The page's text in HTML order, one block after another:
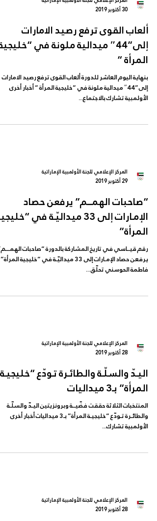
30 أكتوبر 2019
ألعاب القوى ترفع رصيد الامارات
إلى”44″ ميدالية ملونة في
المرأة “
بنهاية اليوم العاشر للدورة ألعاب القوى ترفع رصيد الامارات
إلى”44″ ميدالية ملونة في “خليجية المرأة “ أخبار أخرى
الأولمبية تشارك بالاجتماع...
المركز الإعلامي للجنة الأولمبية الإماراتية
29 أكتوبر 2019
“صاحبات الهمـــم” يرفعن حصاد
الإمـارات إلى 33 ميداليّـة في
المرأة”
رقم قيــاسي في تاريخ المشاركة بالدورة “صاحبات
يرفعن حصاد الإمـارات إلى 33 ميداليّـة في “خليجية المرأة”
فاطمة الحوسني تحلّق...
المركز الإعلامي للجنة الأولمبية الإماراتية
28 أكتوبر 2019
اليـدّ والسلّـة والطائـرة تـودّع “خليجيـة
المرأة” بـ3 ميداليات
المنتخبات الثلاثة حققت فضّيــة وبرونزيتين اليـدّ والسلّـة
والطائـرة تـودّع “خليجيـة المرأة” بـ3 ميداليات أخبار أخرى
الأولمبية تشارك...
المركز الإعلامي للجنة الأولمبية الإماراتية
28 أكتوبر 2019